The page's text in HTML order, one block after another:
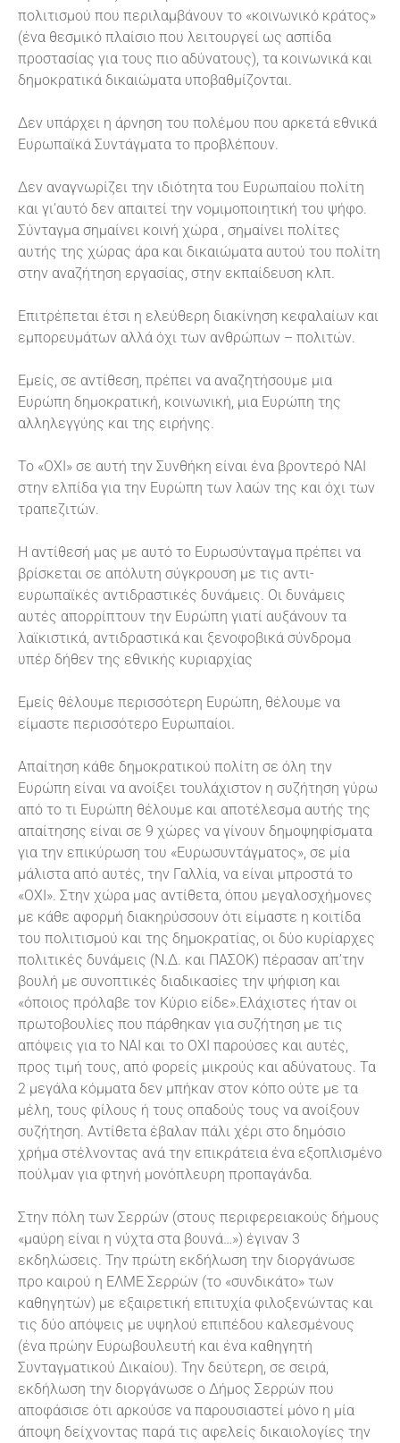
πολιτισμού που περιλαμβάνουν το «κοινωνικό κράτος»
(ένα θεσμικό πλαίσιο που λειτουργεί ως ασπίδα
προστασίας για τους πιο αδύνατους), τα κοινωνικά και
δημοκρατικά δικαιώματα υποβαθμίζονται.
Δεν υπάρχει η άρνηση του πολέμου που αρκετά εθνικά
Ευρωπαϊκά Συντάγματα το προβλέπουν.
Δεν αναγνωρίζει την ιδιότητα του Ευρωπαίου πολίτη
και γι’αυτό δεν απαιτεί την νομιμοποιητική του ψήφο.
Σύνταγμα σημαίνει κοινή χώρα , σημαίνει πολίτες
αυτής της χώρας άρα και δικαιώματα αυτού του πολίτη
στην αναζήτηση εργασίας, στην εκπαίδευση κλπ.
Επιτρέπεται έτσι η ελεύθερη διακίνηση κεφαλαίων και
εμπορευμάτων αλλά όχι των ανθρώπων – πολιτών.
Εμείς, σε αντίθεση, πρέπει να αναζητήσουμε μια
Ευρώπη δημοκρατική, κοινωνική, μια Ευρώπη της
αλληλεγγύης και της ειρήνης.
Το «ΟΧΙ» σε αυτή την Συνθήκη είναι ένα βροντερό ΝΑΙ
στην ελπίδα για την Ευρώπη των λαών της και όχι των
τραπεζιτών.
Η αντίθεσή μας με αυτό το Ευρωσύνταγμα πρέπει να
βρίσκεται σε απόλυτη σύγκρουση με τις αντι-
ευρωπαϊκές αντιδραστικές δυνάμεις. Οι δυνάμεις
αυτές απορρίπτουν την Ευρώπη γιατί αυξάνουν τα
λαϊκιστικά, αντιδραστικά και ξενοφοβικά σύνδρομα
υπέρ δήθεν της εθνικής κυριαρχίας
Εμείς θέλουμε περισσότερη Ευρώπη, θέλουμε να
είμαστε περισσότερο Ευρωπαίοι.
Απαίτηση κάθε δημοκρατικού πολίτη σε όλη την
Ευρώπη είναι να ανοίξει τουλάχιστον η συζήτηση γύρω
από το τι Ευρώπη θέλουμε και αποτέλεσμα αυτής της
απαίτησης είναι σε 9 χώρες να γίνουν δημοψηφίσματα
για την επικύρωση του «Ευρωσυντάγματος», σε μία
μάλιστα από αυτές, την Γαλλία, να είναι μπροστά το
«ΟΧΙ». Στην χώρα μας αντίθετα, όπου μεγαλοσχήμονες
με κάθε αφορμή διακηρύσσουν ότι είμαστε η κοιτίδα
του πολιτισμού και της δημοκρατίας, οι δύο κυρίαρχες
πολιτικές δυνάμεις (Ν.Δ. και ΠΑΣΟΚ) πέρασαν απ’την
βουλή με συνοπτικές διαδικασίες την ψήφιση και
«όποιος πρόλαβε τον Κύριο είδε».Ελάχιστες ήταν οι
πρωτοβουλίες που πάρθηκαν για συζήτηση με τις
απόψεις για το ΝΑΙ και το ΟΧΙ παρούσες και αυτές,
προς τιμή τους, από φορείς μικρούς και αδύνατους. Τα
2 μεγάλα κόμματα δεν μπήκαν στον κόπο ούτε με τα
μέλη, τους φίλους ή τους οπαδούς τους να ανοίξουν
συζήτηση. Αντίθετα έβαλαν πάλι χέρι στο δημόσιο
χρήμα στέλνοντας ανά την επικράτεια ένα εξοπλισμένο
πούλμαν για φτηνή μονόπλευρη προπαγάνδα.
Στην πόλη των Σερρών (στους περιφερειακούς δήμους
«μαύρη είναι η νύχτα στα βουνά…») έγιναν 3
εκδηλώσεις. Την πρώτη εκδήλωση την διοργάνωσε
προ καιρού η ΕΛΜΕ Σερρών (το «συνδικάτο» των
καθηγητών) με εξαιρετική επιτυχία φιλοξενώντας και
τις δύο απόψεις με υψηλού επιπέδου καλεσμένους
(ένα πρώην Ευρωβουλευτή και ένα καθηγητή
Συνταγματικού Δικαίου). Την δεύτερη, σε σειρά,
εκδήλωση την διοργάνωσε ο Δήμος Σερρών που
αποφάσισε ότι αρκούσε να παρουσιαστεί μόνο η μία
άποψη δείχνοντας παρά τις αφελείς δικαιολογίες την